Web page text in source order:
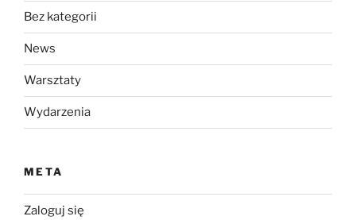
Bez kategorii
News
Warsztaty
Wydarzenia
META
Zaloguj się